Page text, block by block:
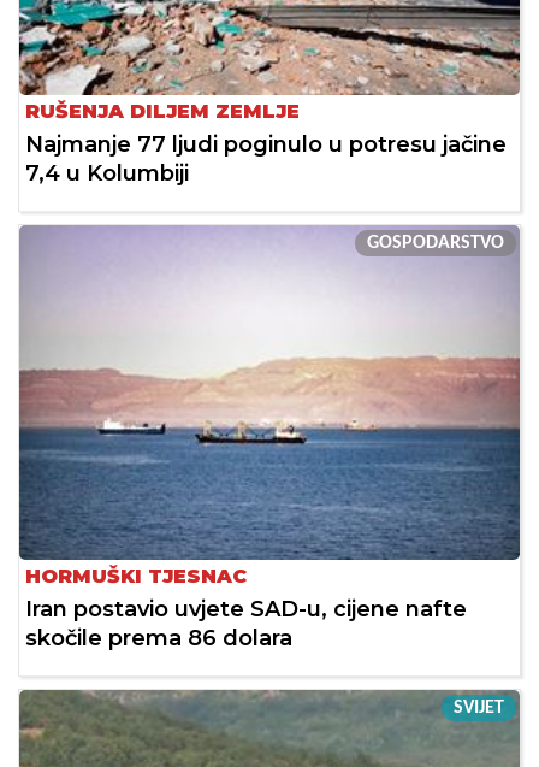
RUŠENJA DILJEM ZEMLJE
Najmanje 77 ljudi poginulo u potresu jačine
7,4 u Kolumbiji
GOSPODARSTVO
HORMUŠKI TJESNAC
Iran postavio uvjete SAD-u, cijene nafte
skočile prema 86 dolara
SVIJET